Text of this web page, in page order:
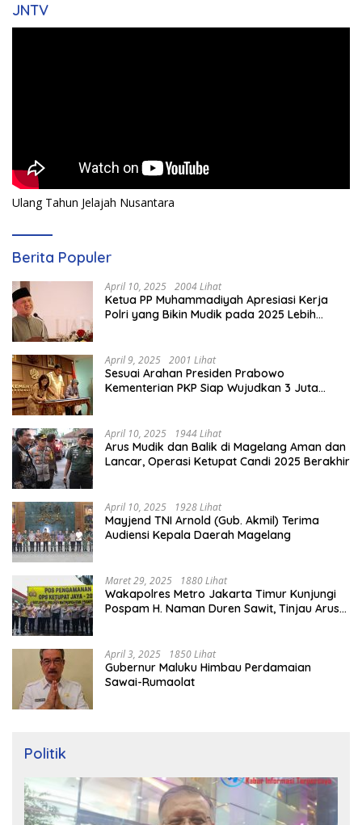
JNTV
Ulang Tahun Jelajah Nusantara
Berita Populer
April 10, 2025 2004 Lihat
Ketua PP Muhammadiyah Apresiasi Kerja
Polri yang Bikin Mudik pada 2025 Lebih
April 9, 2025 2001 Lihat
Sesuai Arahan Presiden Prabowo
Kementerian PKP Siap Wujudkan 3 Juta
April 10, 2025 1944 Lihat
Arus Mudik dan Balik di Magelang Aman dan
Lancar, Operasi Ketupat Candi 2025 Berakhir
April 10, 2025 1928 Lihat
Mayjend TNI Arnold (Gub. Akmil) Terima
Audiensi Kepala Daerah Magelang
Maret 29, 2025 1880 Lihat
Wakapolres Metro Jakarta Timur Kunjungi
Pospam H. Naman Duren Sawit, Tinjau Arus
April 3, 2025 1850 Lihat
Gubernur Maluku Himbau Perdamaian
Sawai-Rumaolat
Politik